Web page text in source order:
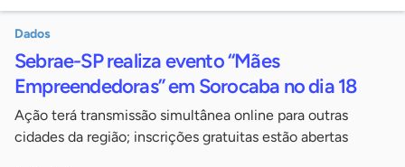
Sebrae
Notícias
chave
Dados
Sebrae-SP realiza evento “Mães
Empreendedoras” em Sorocaba no dia 18
Ação terá transmissão simultânea online para outras
cidades da região; inscrições gratuitas estão abertas